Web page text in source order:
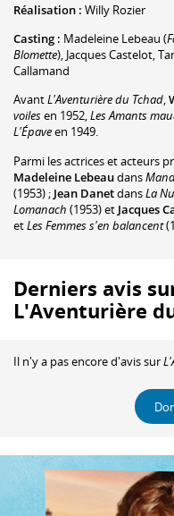
Réalisation : Willy Rozier
Casting : Madeleine Lebeau (
Blomette), Jacques Castelot,
Callamand
AvantL'Aventurière du Tchad,
voilesen 1952,Les Amants
L'Épaveen 1949.
Parmi les actrices et acteurs
Madeleine Lebeaudans
(1953) ; Jean DanetdansLa
Lomanach (1953) et Jacques
etLes Femmes s'en balancent
Derniers avis
L'Aventurière
Il n'y a pas encore d'avis sur